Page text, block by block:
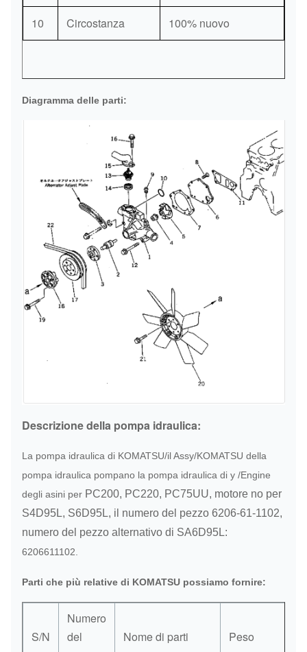
10 Circostanza 100% nuovo
Diagramma delle parti:
Descrizione della pompa idraulica:
La pompa idraulica di KOMATSU/il Assy/KOMATSU della
pompa idraulica pompano la pompa idraulica di y /Engine
degli asini per PC200, PC220, PC75UU, motore no per
S4D95L, S6D95L, il numero del pezzo 6206-61-1102,
numero del pezzo alternativo di SA6D95L:
6206611102.
Parti che più relative di KOMATSU possiamo fornire:
S/N
Numero
del
Nome di parti Peso